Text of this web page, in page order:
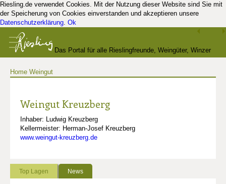
Riesling.de verwendet Cookies. Mit der Nutzung dieser Website sind Sie mit
der Speicherung von Cookies einverstanden und akzeptieren unsere
Datenschutzerklärung. Ok
Das Portal für alle Rieslingfreunde, Weingüter, Winzer
Home Weingut
Weingut Kreuzberg
Inhaber: Ludwig Kreuzberg
Kellermeister: Herman-Josef Kreuzberg
www.weingut-kreuzberg.de
Top Lagen News